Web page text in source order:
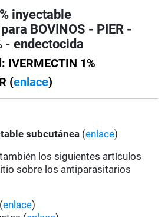
inyectable
BOVINOS - PIER -
- endectocida
IVERMECTIN 1%
(enlace)
subcutánea (enlace)
los siguientes artículos
sobre los antiparasitarios
enlace)